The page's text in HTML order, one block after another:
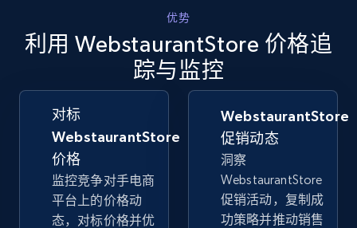
URL, Final price, Sku, Currency, Gtin,
Specifications, Image urls, Top reviews, and
5.6K+
Walmart - products - Discover products by
using sku numbers
优势
利用 WebstaurantStore 价格追
踪与监控
对标
WebstaurantStore
价格
监控竞争对手电商
平台上的价格动
态，对标价格并优
WebstaurantStore
促销动态
洞察
WebstaurantStore
促销活动，复制成
功策略并推动销售